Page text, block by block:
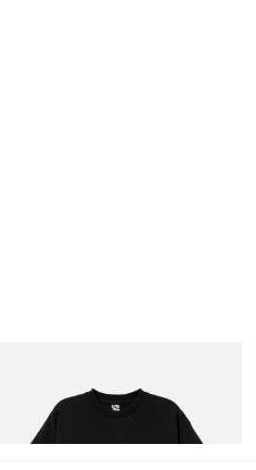
Billionaire Boys Club X Initial D Cotton T-
Acheter maintenant